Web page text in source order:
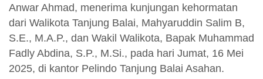
Anwar Ahmad, menerima kunjungan kehormatan
dari Walikota Tanjung Balai, Mahyaruddin Salim B,
S.E., M.A.P., dan Wakil Walikota, Bapak Muhammad
Fadly Abdina, S.P., M.Si., pada hari Jumat, 16 Mei
2025, di kantor Pelindo Tanjung Balai Asahan.